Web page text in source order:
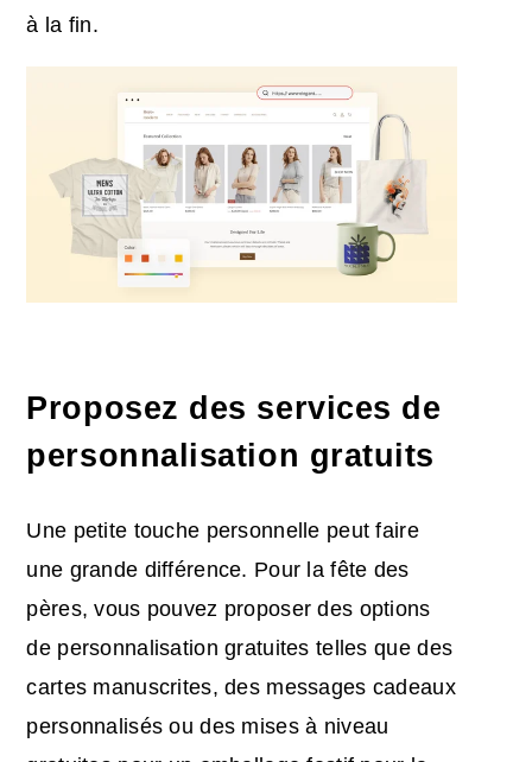
à la fin.
Proposez des services de
personnalisation gratuits
Une petite touche personnelle peut faire
une grande différence. Pour la fête des
pères, vous pouvez proposer des options
de personnalisation gratuites telles que des
cartes manuscrites, des messages cadeaux
personnalisés ou des mises à niveau